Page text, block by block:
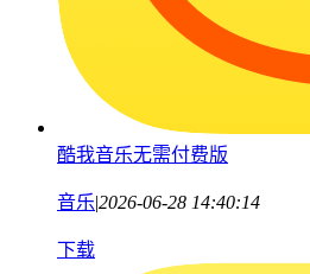
酷我音乐无需付费版
音乐|2026-06-28 14:40:14
下载